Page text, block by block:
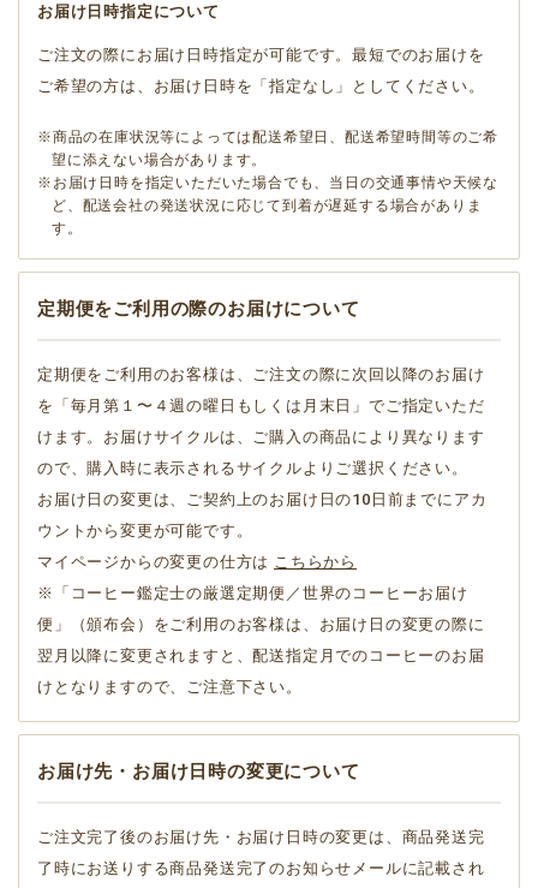
お届け日時指定について
ご注文の際にお届け日時指定が可能です。最短でのお届けを
ご希望の方は、お届け日時を「指定なし」としてください。
※商品の在庫状況等によっては配送希望日、配送希望時間等のご希
望に添えない場合があります。
※お届け日時を指定いただいた場合でも、当日の交通事情や天候な
ど、配送会社の発送状況に応じて到着が遅延する場合がありま
す。
定期便をご利用の際のお届けについて
定期便をご利用のお客様は、ご注文の際に次回以降のお届け
を「毎月第１〜４週の曜日もしくは月末日」でご指定いただ
けます。お届けサイクルは、ご購入の商品により異なります
ので、購入時に表示されるサイクルよりご選択ください。
お届け日の変更は、ご契約上のお届け日の10日前までにアカ
ウントから変更が可能です。
マイページからの変更の仕方は こちらから
※「コーヒー鑑定士の厳選定期便／世界のコーヒーお届け
便」（頒布会）をご利用のお客様は、お届け日の変更の際に
翌月以降に変更されますと、配送指定月でのコーヒーのお届
けとなりますので、ご注意下さい。
お届け先・お届け日時の変更について
ご注文完了後のお届け先・お届け日時の変更は、商品発送完
了時にお送りする商品発送完了のお知らせメールに記載され